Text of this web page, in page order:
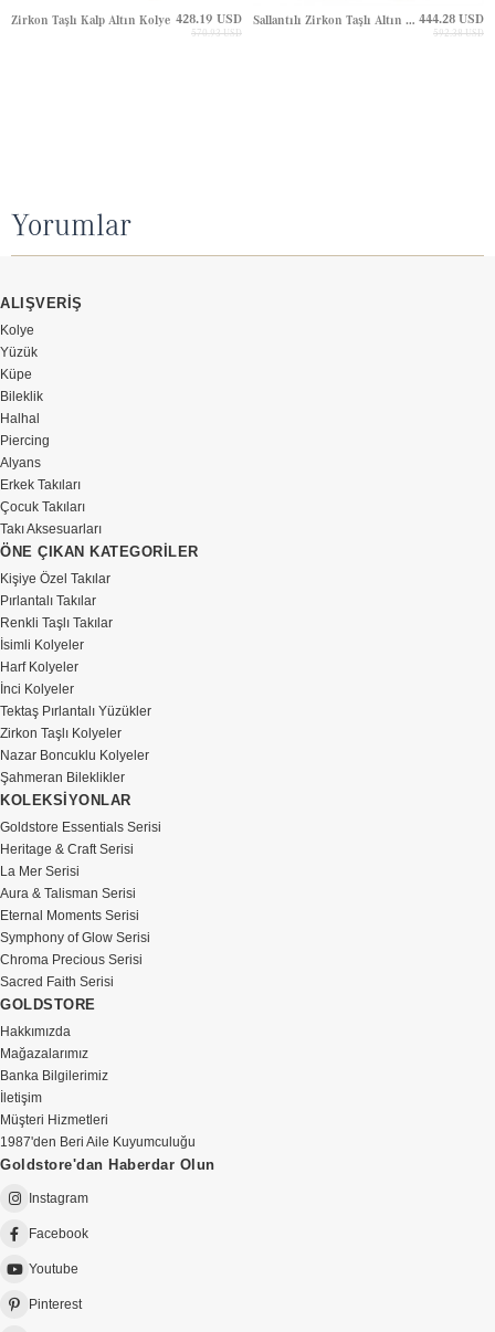
Zirkon Taşlı Kalp Altın Kolye 428.19 USD
570.93 USD
Sallantılı Zirkon Taşlı Altın Kolye 444.28 USD
592.38 USD
Yorumlar
ALIŞVERİŞ
Kolye
Yüzük
Küpe
Bileklik
Halhal
Piercing
Alyans
Erkek Takıları
Çocuk Takıları
Takı Aksesuarları
ÖNE ÇIKAN KATEGORİLER
Kişiye Özel Takılar
Pırlantalı Takılar
Renkli Taşlı Takılar
İsimli Kolyeler
Harf Kolyeler
İnci Kolyeler
Tektaş Pırlantalı Yüzükler
Zirkon Taşlı Kolyeler
Nazar Boncuklu Kolyeler
Şahmeran Bileklikler
KOLEKSİYONLAR
Goldstore Essentials Serisi
Heritage & Craft Serisi
La Mer Serisi
Aura & Talisman Serisi
Eternal Moments Serisi
Symphony of Glow Serisi
Chroma Precious Serisi
Sacred Faith Serisi
GOLDSTORE
Hakkımızda
Mağazalarımız
Banka Bilgilerimiz
İletişim
Müşteri Hizmetleri
1987'den Beri Aile Kuyumculuğu
Goldstore'dan Haberdar Olun
Instagram
Facebook
Youtube
Pinterest